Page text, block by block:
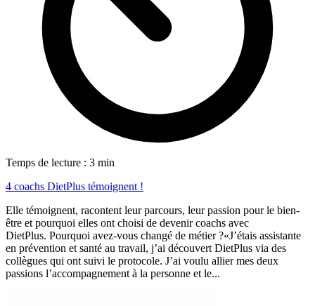
Temps de lecture : 3 min
4 coachs DietPlus témoignent !
Elle témoignent, racontent leur parcours, leur passion pour le bien-
être et pourquoi elles ont choisi de devenir coachs avec
DietPlus. Pourquoi avez-vous changé de métier ?«J’étais assistante
en prévention et santé au travail, j’ai découvert DietPlus via des
collègues qui ont suivi le protocole. J’ai voulu allier mes deux
passions l’accompagnement à la personne et le...